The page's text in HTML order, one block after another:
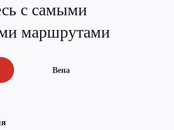
с самыми
маршрутами
Вена